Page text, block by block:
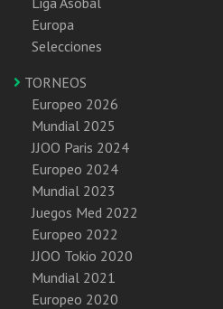
Europa
Selecciones
TORNEOS
Europeo 2026
Mundial 2025
JJOO Paris 2024
Europeo 2024
Mundial 2023
Juegos Med 2022
Europeo 2022
JJOO Tokio 2020
Mundial 2021
Europeo 2020